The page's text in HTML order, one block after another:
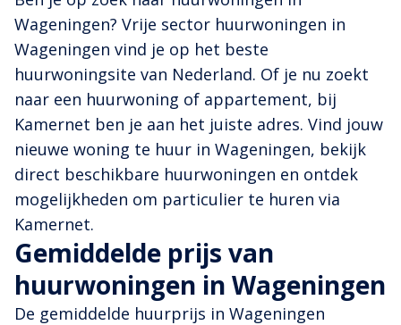
Wageningen? Vrije sector huurwoningen in
Wageningen vind je op het beste
huurwoningsite van Nederland. Of je nu zoekt
naar een huurwoning of appartement, bij
Kamernet ben je aan het juiste adres. Vind jouw
nieuwe woning te huur in Wageningen, bekijk
direct beschikbare huurwoningen en ontdek
mogelijkheden om particulier te huren via
Kamernet.
Gemiddelde prijs van
huurwoningen in Wageningen
De gemiddelde huurprijs in Wageningen